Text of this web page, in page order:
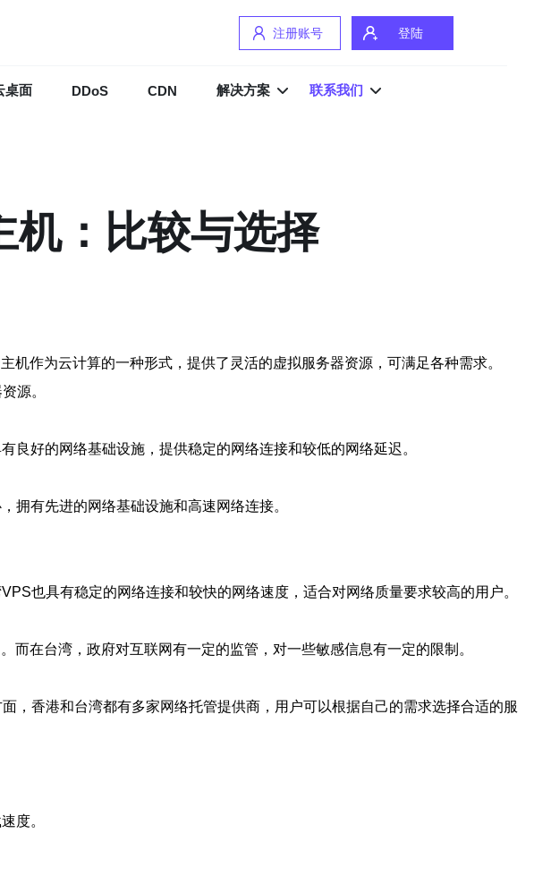
注册账号 登陆
桌面 DDoS CDN 解决方案 联系我们
机：比较与选择
作为云计算的一种形式，提供了灵活的虚拟服务器资源，可满足各种需求。
源。
好的网络基础设施，提供稳定的网络连接和较低的网络延迟。
拥有先进的网络基础设施和高速网络连接。
也具有稳定的网络连接和较快的网络速度，适合对网络质量要求较高的用户。
在台湾，政府对互联网有一定的监管，对一些敏感信息有一定的限制。
，香港和台湾都有多家网络托管提供商，用户可以根据自己的需求选择合适的服
度。